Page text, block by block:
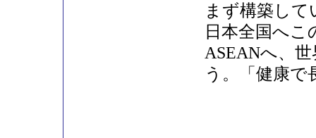
まず構築し
日本全国へ
ASEANへ、
う。「健康